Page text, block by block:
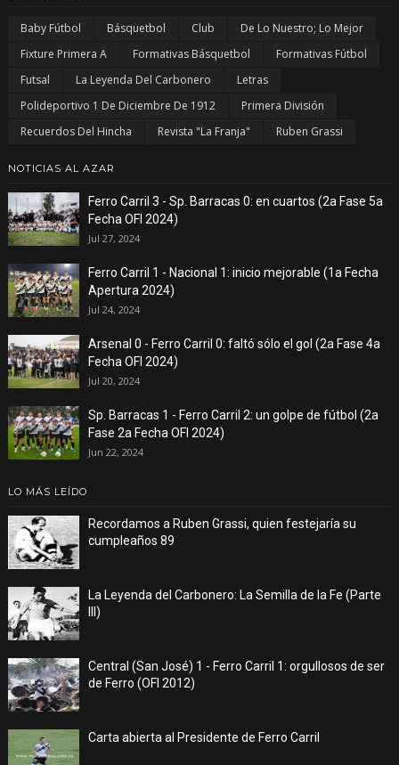
Baby Fútbol Básquetbol Club
De Lo Nuestro; Lo Mejor
Fixture Primera A
Formativas Básquetbol
Formativas Fútbol
Futsal
La Leyenda Del Carbonero
Letras
Polideportivo 1 De Diciembre De 1912
Primera División
Recuerdos Del Hincha
Revista "La Franja" Ruben Grassi
NOTICIAS AL AZAR
Ferro Carril 3 - Sp. Barracas 0: en cuartos (2a Fase 5a
Fecha OFI 2024)
Jul 27, 2024
Ferro Carril 1 - Nacional 1: inicio mejorable (1a Fecha
Apertura 2024)
Jul 24, 2024
Arsenal 0 - Ferro Carril 0: faltó sólo el gol (2a Fase 4a
Fecha OFI 2024)
Jul 20, 2024
Sp. Barracas 1 - Ferro Carril 2: un golpe de fútbol (2a
Fase 2a Fecha OFI 2024)
Jun 22, 2024
LO MÁS LEÍDO
Recordamos a Ruben Grassi, quien festejaría su
cumpleaños 89
La Leyenda del Carbonero: La Semilla de la Fe (Parte
III)
Central (San José) 1 - Ferro Carril 1: orgullosos de ser
de Ferro (OFI 2012)
Carta abierta al Presidente de Ferro Carril